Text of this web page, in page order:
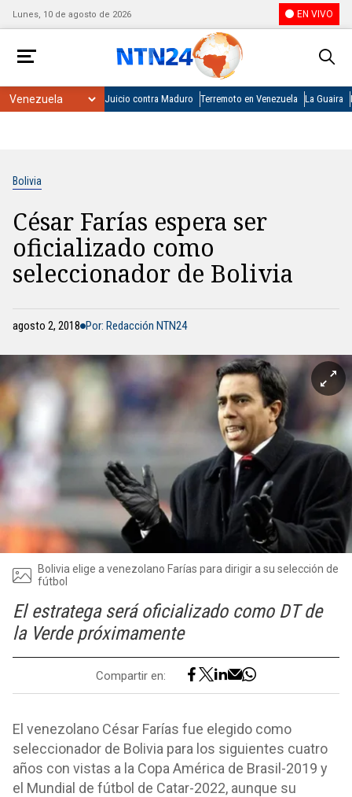
Lunes, 10 de agosto de 2026 EN VIVO
Juicio contra Maduro Terremoto en Venezuela La Guaira
Bolivia
César Farías espera ser
oficializado como
seleccionador de Bolivia
agosto 2, 2018 Por: Redacción NTN24
Bolivia elige a venezolano Farías para dirigir a su selección de
fútbol
El estratega será oficializado como DT de
la Verde próximamente
Compartir en:
El venezolano César Farías fue elegido como
seleccionador de Bolivia para los siguientes cuatro
años con vistas a la Copa América de Brasil-2019 y
el Mundial de fútbol de Catar-2022, aunque su